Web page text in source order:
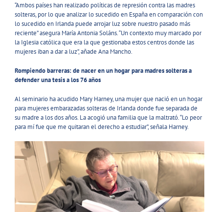
“Ambos países han realizado políticas de represión contra las madres
solteras, por lo que analizar lo sucedido en España en comparación con
lo sucedido en Irlanda puede arrojar luz sobre nuestro pasado más
reciente” asegura María Antonia Soláns. “Un contexto muy marcado por
la Iglesia católica que era la que gestionaba estos centros donde las
mujeres iban a dar a luz”, añade Ana Mancho.
Rompiendo barreras: de nacer en un hogar para madres solteras a
defender una tesis a los 76 años
Al seminario ha acudido Mary Harney, una mujer que nació en un hogar
para mujeres embarazadas solteras de Irlanda donde fue separada de
su madre a los dos años. La acogió una familia que la maltrató. “Lo peor
para mí fue que me quitaran el derecho a estudiar”, señala Harney.